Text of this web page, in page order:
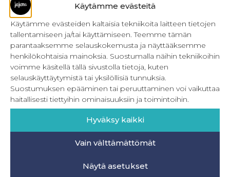
Käytämme evästeitä
Käytämme evästeiden kaltaisia tekniikoita laitteen tietojen
tallentamiseen ja/tai käyttämiseen. Teemme tämän
parantaaksemme selauskokemusta ja näyttääksemme
henkilökohtaisia mainoksia. Suostumalla näihin tekniikoihin
voimme käsitellä tällä sivustolla tietoja, kuten
selauskäyttäytymistä tai yksilöllisiä tunnuksia.
Suostumuksen epääminen tai peruuttaminen voi vaikuttaa
haitallisesti tiettyihin ominaisuuksiin ja toimintoihin.
Hyväksy kaikki
Vain välttämättömät
Näytä asetukset
Kulmikas pussukka kaava Särmä
Bokserikuminauhan ompelu
Metrivetoketjun käyttö
Metrivetoketjun lukon pujottaminen
Onnistu joustavien vaatteiden ompelussa
Laakasauman ompelu saumurilla
Jujunan ompelubingo heinä-joulukuulle
Retkeilyhousujen materiaalit ja tarvikkeet